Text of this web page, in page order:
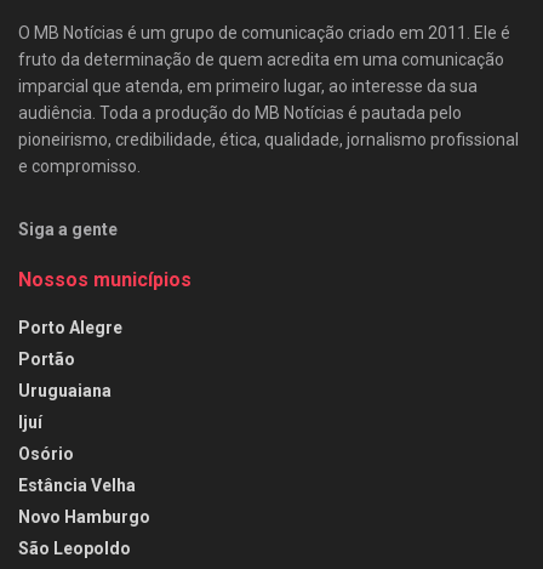
O MB Notícias é um grupo de comunicação criado em 2011. Ele é
fruto da determinação de quem acredita em uma comunicação
imparcial que atenda, em primeiro lugar, ao interesse da sua
audiência. Toda a produção do MB Notícias é pautada pelo
pioneirismo, credibilidade, ética, qualidade, jornalismo profissional
e compromisso.
Siga a gente
Nossos municípios
Porto Alegre
Portão
Uruguaiana
Ijuí
Osório
Estância Velha
Novo Hamburgo
São Leopoldo